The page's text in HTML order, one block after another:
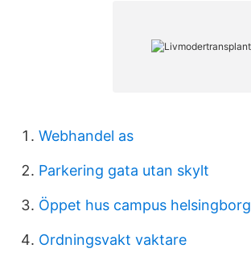
Webhandel as
Parkering gata utan skylt
Öppet hus campus helsingborg
Ordningsvakt vaktare